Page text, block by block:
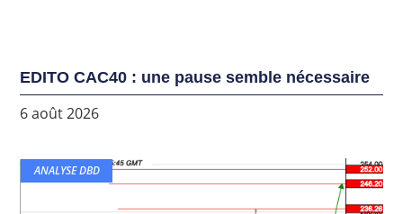
EDITO CAC40 : une pause semble nécessaire
6 août 2026
ANALYSE DBD